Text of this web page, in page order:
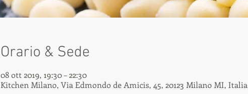
Orario & Sede
08 ott 2019, 19:30 – 22:30
Kitchen Milano, Via Edmondo de Amicis, 45, 20123 Milano MI, Italia